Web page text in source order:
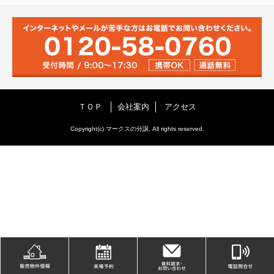
ＴＯＰ 会社案内 アクセス
Copyright(c) マークスの分譲, All rights reserved.